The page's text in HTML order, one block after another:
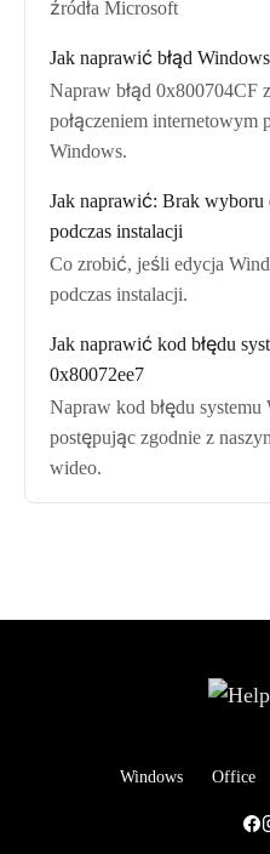
źródła Microsoft
Jak naprawić błąd
Napraw błąd 0x800704CF
połączeniem internetowym
Windows.
Jak naprawić: Brak wyboru
podczas instalacji
Co zrobić, jeśli edycja
podczas instalacji.
Jak naprawić kod błędu
0x80072ee7
Napraw kod błędu
postępując zgodnie z
wideo.
Windows Office